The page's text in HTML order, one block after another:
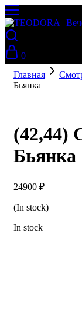
0
Главная
Бьянка
(42,44)
Бьянка
24900 ₽
(In stock)
In stock